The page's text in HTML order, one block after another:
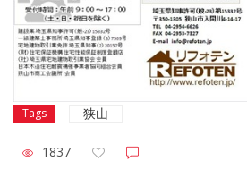
Tags 狭山
1837